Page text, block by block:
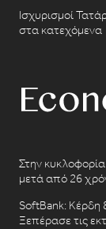
Ισχυρισμοί
στα κατεχόμενα
Στην
μετά από 26
SoftBank: Κέρδη
Ξεπέρασε τις